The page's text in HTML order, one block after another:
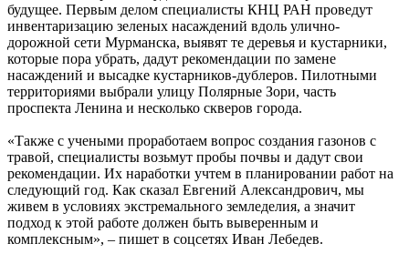
будущее. Первым делом специалисты КНЦ РАН проведут
инвентаризацию зеленых насаждений вдоль улично-
дорожной сети Мурманска, выявят те деревья и кустарники,
которые пора убрать, дадут рекомендации по замене
насаждений и высадке кустарников-дублеров. Пилотными
территориями выбрали улицу Полярные Зори, часть
проспекта Ленина и несколько скверов города.
«Также с учеными проработаем вопрос создания газонов с
травой, специалисты возьмут пробы почвы и дадут свои
рекомендации. Их наработки учтем в планировании работ на
следующий год. Как сказал Евгений Александрович, мы
живем в условиях экстремального земледелия, а значит
подход к этой работе должен быть выверенным и
комплексным», – пишет в соцсетях Иван Лебедев.